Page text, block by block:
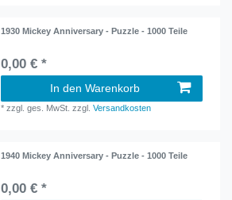
1930 Mickey Anniversary - Puzzle - 1000 Teile
0,00 € *
In den Warenkorb
*zzgl. ges. MwSt. zzgl.Versandkosten
1940 Mickey Anniversary - Puzzle - 1000 Teile
0,00 € *